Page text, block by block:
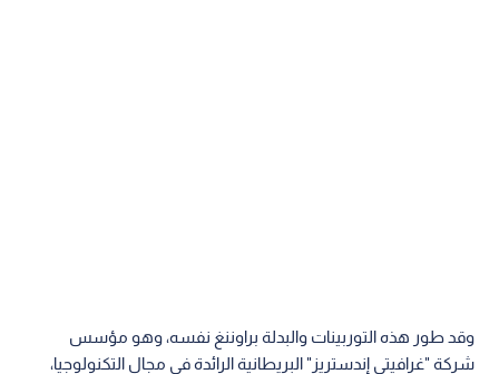
وقد طور هذه التوربينات والبدلة براوننغ نفسه، وهو مؤسس
شركة "غرافيتي إندستريز" البريطانية الرائدة في مجال التكنولوجيا،